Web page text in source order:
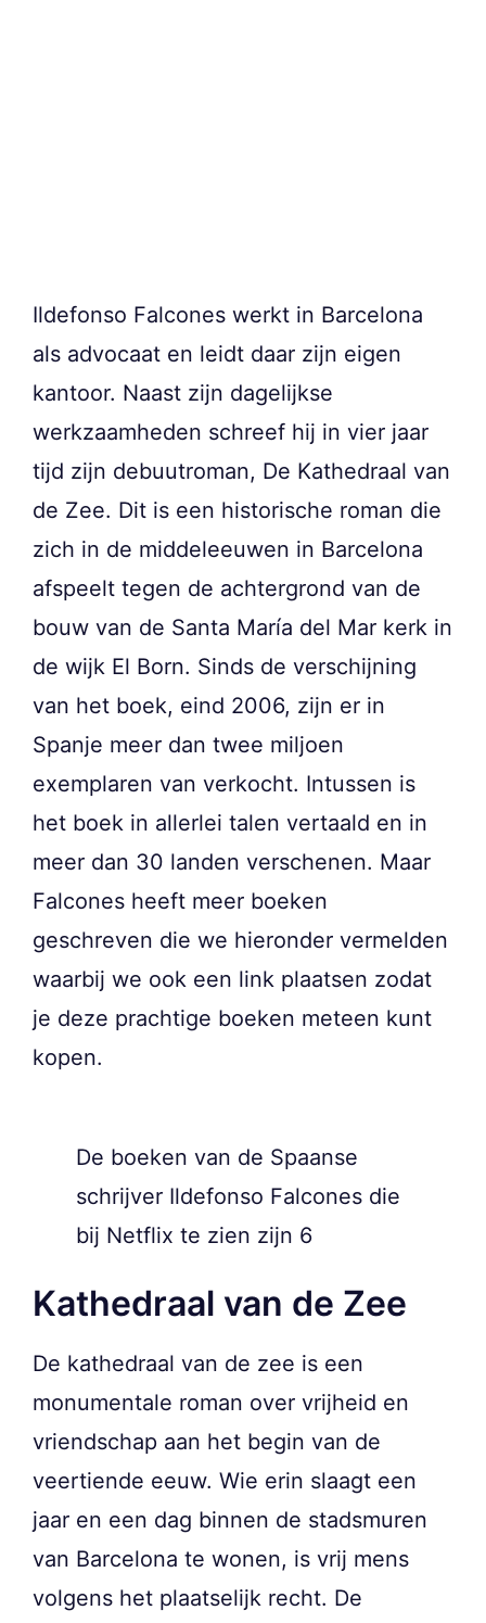
Ildefonso Falcones werkt in Barcelona
als advocaat en leidt daar zijn eigen
kantoor. Naast zijn dagelijkse
werkzaamheden schreef hij in vier jaar
tijd zijn debuutroman, De Kathedraal van
de Zee. Dit is een historische roman die
zich in de middeleeuwen in Barcelona
afspeelt tegen de achtergrond van de
bouw van de Santa María del Mar kerk in
de wijk El Born. Sinds de verschijning
van het boek, eind 2006, zijn er in
Spanje meer dan twee miljoen
exemplaren van verkocht. Intussen is
het boek in allerlei talen vertaald en in
meer dan 30 landen verschenen. Maar
Falcones heeft meer boeken
geschreven die we hieronder vermelden
waarbij we ook een link plaatsen zodat
je deze prachtige boeken meteen kunt
kopen.
De boeken van de Spaanse
schrijver Ildefonso Falcones die
bij Netflix te zien zijn 6
Kathedraal van de Zee
De kathedraal van de zee is een
monumentale roman over vrijheid en
vriendschap aan het begin van de
veertiende eeuw. Wie erin slaagt een
jaar en een dag binnen de stadsmuren
van Barcelona te wonen, is vrij mens
volgens het plaatselijk recht. De